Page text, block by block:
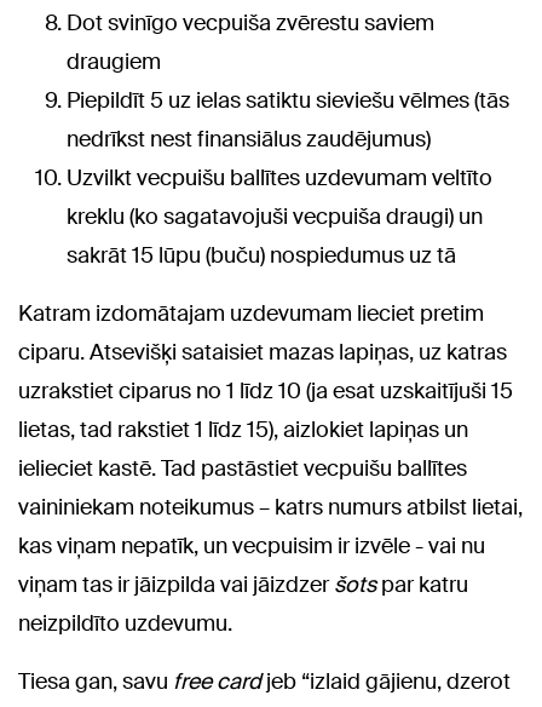
Dot svinīgo vecpuiša zvērestu saviem
draugiem
Piepildīt 5 uz ielas satiktu sieviešu vēlmes (tās
nedrīkst nest finansiālus zaudējumus)
Uzvilkt vecpuišu ballītes uzdevumam veltīto
kreklu (ko sagatavojuši vecpuiša draugi) un
sakrāt 15 lūpu (buču) nospiedumus uz tā
Katram izdomātajam uzdevumam lieciet pretim
ciparu. Atsevišķi sataisiet mazas lapiņas, uz katras
uzrakstiet ciparus no 1 līdz 10 (ja esat uzskaitījuši 15
lietas, tad rakstiet 1 līdz 15), aizlokiet lapiņas un
ielieciet kastē. Tad pastāstiet vecpuišu ballītes
vaininiekam noteikumus – katrs numurs atbilst lietai,
kas viņam nepatīk, un vecpuisim ir izvēle - vai nu
viņam tas ir jāizpilda vai jāizdzeršotspar katru
neizpildīto uzdevumu.
Tiesa gan, savu free cardjeb “izlaid gājienu, dzerot